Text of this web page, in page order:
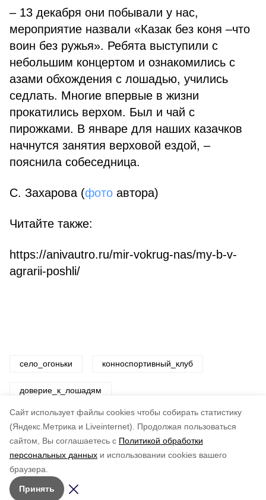
Cайт использует файлы cookies чтобы собирать статистику
(Яндекс.Метрика и Liveinternet).
Продолжая пользоваться
сайтом, Вы соглашаетесь с Политикой обработки
персональных данных и использовании cookies вашего
браузера.
Принять
– 13 декабря они побывали у нас,
мероприятие назвали «Казак без коня –что
воин без ружья». Ребята выступили с
небольшим концертом и ознакомились с
азами обхождения с лошадью, учились
седлать. Многие впервые в жизни
прокатились верхом. Был и чай с
пирожками. В январе для наших казачков
начнутся занятия верховой ездой, –
пояснила собеседница.
С. Захарова (фото автора)
Читайте также:
https://anivautro.ru/mir-vokrug-nas/my-b-v-
agrarii-poshli/
село_огоньки конноспортивный_клуб
доверие_к_лошадям
Авторы: ADMIN admin
по оценке
5